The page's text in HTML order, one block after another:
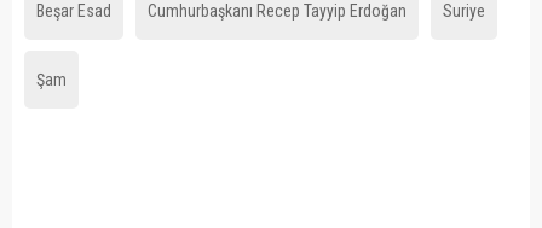
Beşar Esad Cumhurbaşkanı Recep Tayyip Erdoğan Suriye
Şam